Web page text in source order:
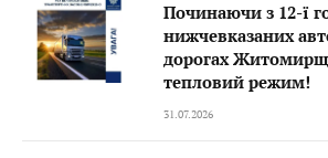
Починаючи з 12-ї
нижчевказаних
дорогах
тепловий режим!
31.07.2026